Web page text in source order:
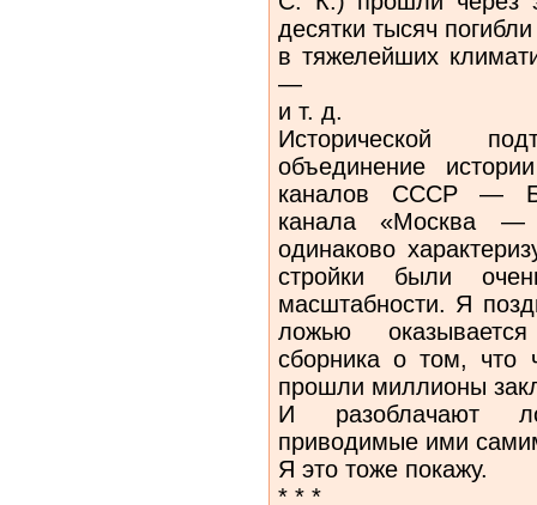
десятки тысяч
в тяжелейших
—
и т. д.
Исторической
объединение
каналов СССР —
канала «Москва —
одинаково
стройки были
масштабности. Я
ложью
сборника о том, что
прошли миллионы
И разоблачают
приводимые ими
Я это тоже покажу.
* * *